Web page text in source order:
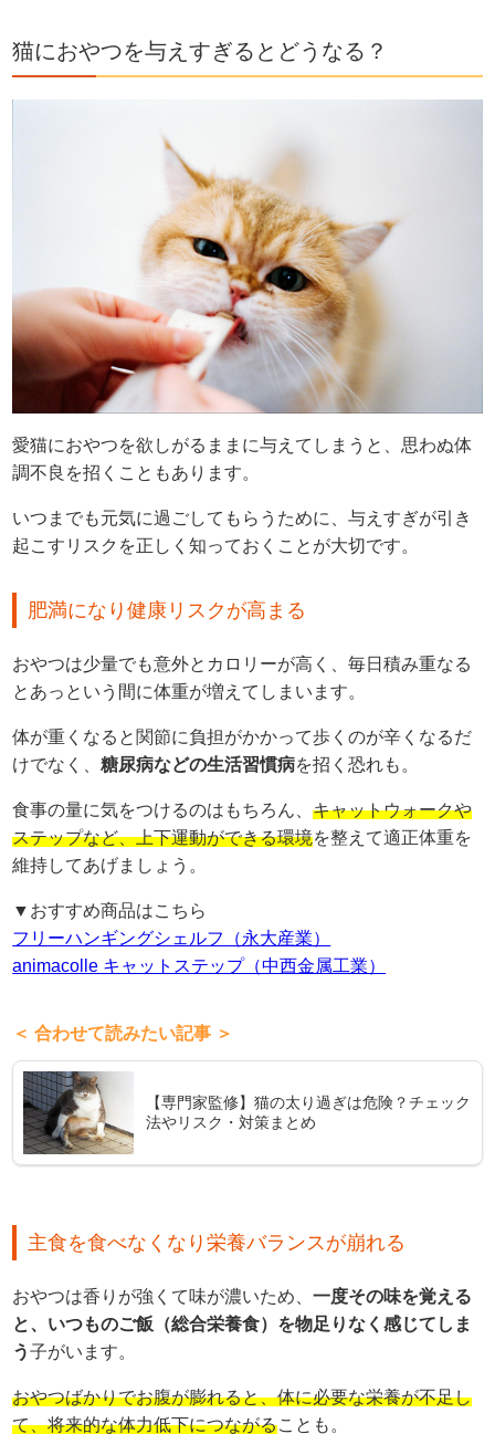
猫におやつを与えすぎるとどうなる？
愛猫におやつを欲しがるままに与えてしまうと、思わぬ体
調不良を招くこともあります。
いつまでも元気に過ごしてもらうために、与えすぎが引き
起こすリスクを正しく知っておくことが大切です。
肥満になり健康リスクが高まる
おやつは少量でも意外とカロリーが高く、毎日積み重なる
とあっという間に体重が増えてしまいます。
体が重くなると関節に負担がかかって歩くのが辛くなるだ
けでなく、糖尿病などの生活習慣病を招く恐れも。
食事の量に気をつけるのはもちろん、キャットウォークや
ステップなど、上下運動ができる環境を整えて適正体重を
維持してあげましょう。
▼おすすめ商品はこちら
フリーハンギングシェルフ（永大産業）
animacolle キャットステップ（中西金属工業）
＜ 合わせて読みたい記事 ＞
【専門家監修】猫の太り過ぎは危険？チェック
法やリスク・対策まとめ
主食を食べなくなり栄養バランスが崩れる
おやつは香りが強くて味が濃いため、一度その味を覚える
と、いつものご飯（総合栄養食）を物足りなく感じてしま
う子がいます。
おやつばかりでお腹が膨れると、体に必要な栄養が不足し
て、将来的な体力低下につながることも。